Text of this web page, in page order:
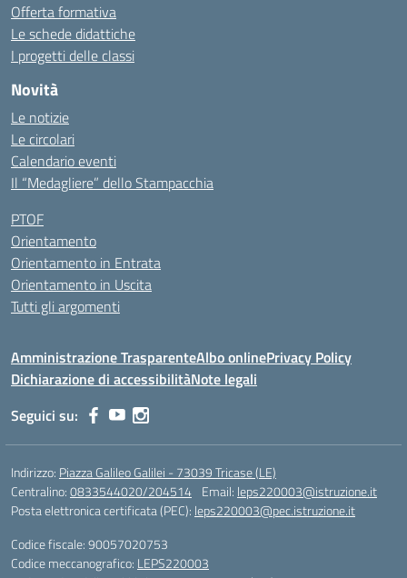
Offerta formativa
Le schede didattiche
I progetti delle classi
Novità
Le notizie
Le circolari
Calendario eventi
Il “Medagliere” dello Stampacchia
PTOF
Orientamento
Orientamento in Entrata
Orientamento in Uscita
Tutti gli argomenti
Amministrazione TrasparenteAlbo onlinePrivacy Policy
Dichiarazione di accessibilitàNote legali
Seguici su:
Indirizzo: Piazza Galileo Galilei - 73039 Tricase (LE)
Centralino:0833544020/204514 Email: leps220003@istruzione.it
Posta elettronica certificata (PEC): leps220003@pec.istruzione.it
Codice fiscale: 90057020753
Codice meccanografico: LEPS220003